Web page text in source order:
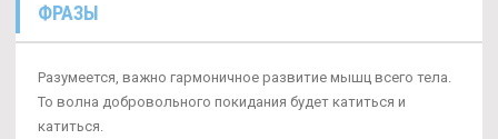
ФРАЗЫ
Разумеется, важно гармоничное развитие мышц всего тела.
То волна добровольного покидания будет катиться и
катиться.